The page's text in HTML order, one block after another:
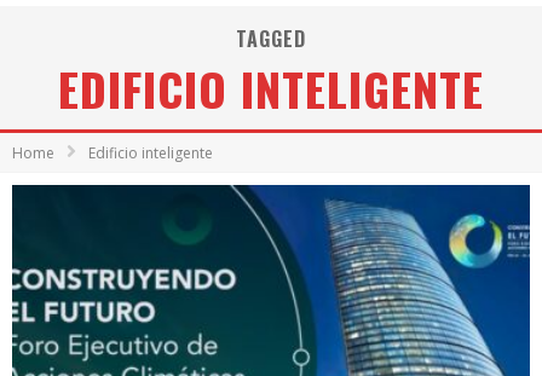
TAGGED
EDIFICIO INTELIGENTE
Home Edificio inteligente